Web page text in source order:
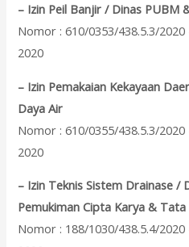
– Izin Peil Banjir / Dinas PUBM
Nomor : 610/0353/438.5.3/
2020
– Izin Pemakaian Kekayaan
Daya Air
Nomor : 610/0355/438.5.3/
2020
– Izin Teknis Sistem Drainase /
Pemukiman Cipta Karya & Tata
Nomor : 188/1030/438.5.4/